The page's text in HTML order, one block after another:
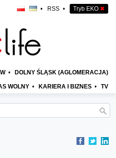
• RSS • Tryb EKO ✖
• DOLNY ŚLĄSK (AGLOMERACJA)
WOLNY • KARIERA I BIZNES • TV